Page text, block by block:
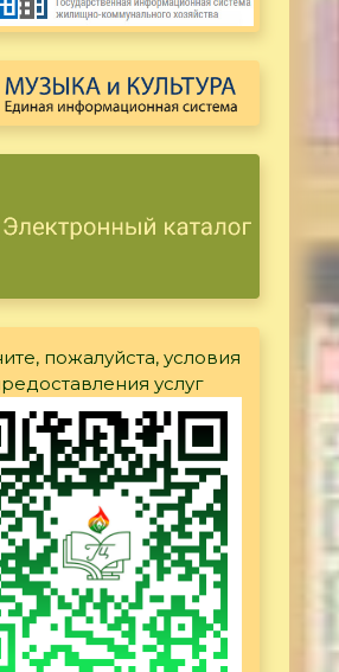
пожалуйста, условия
услуг